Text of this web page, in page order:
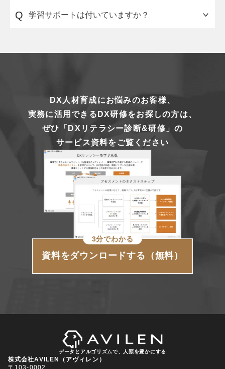
でのライブ講義のプランをご用意しています。
Q 学習サポートは付いていますか？
DX人材育成にお悩みのお客様、
実務に活用できるDX研修をお探しの方は、
ぜひ「DXリテラシー診断&研修」の
サービス資料をご覧ください
3分でわかる
資料をダウンロードする（無料）
データとアルゴリズムで、人類を豊かにする
株式会社AVILEN（アヴィレン）
〒103-0002